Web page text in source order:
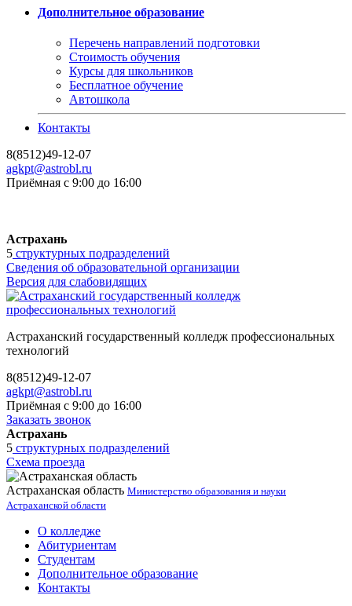
Дополнительное образование
Перечень направлений подготовки
Стоимость обучения
Курсы для школьников
Бесплатное обучение
Автошкола
Контакты
8(8512)49-12-07
agkpt@astrobl.ru
Приёмная с 9:00 до 16:00
Астрахань
5 структурных подразделений
Сведения об образовательной организации
Версия для слабовидящих
Астраханский государственный колледж профессиональных
технологий
8(8512)49-12-07
agkpt@astrobl.ru
Приёмная с 9:00 до 16:00
Заказать звонок
Астрахань
5 структурных подразделений
Схема проезда
Астраханская область Министерство образования и науки
Астраханской области
О колледже
Абитуриентам
Студентам
Дополнительное образование
Контакты